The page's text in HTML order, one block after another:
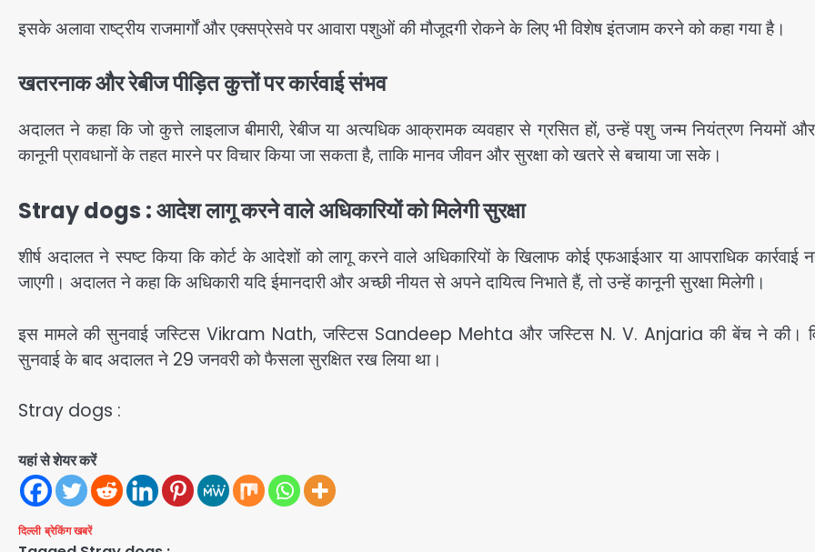
इसके अलावा राष्ट्रीय राजमार्गों और एक्सप्रेसवे पर आवारा पशुओं की मौजूदगी रोकने के लिए भी विशेष इंतजाम करने को कहा गया है।
खतरनाक और रेबीज पीड़ित कुत्तों पर कार्रवाई संभव
अदालत ने कहा कि जो कुत्ते लाइलाज बीमारी, रेबीज या अत्यधिक आक्रामक व्यवहार से ग्रसित हों, उन्हें पशु जन्म नियंत्रण नियमों
कानूनी प्रावधानों के तहत मारने पर विचार किया जा सकता है, ताकि मानव जीवन और सुरक्षा को खतरे से बचाया जा सके।
Stray dogs : आदेश लागू करने वाले अधिकारियों को मिलेगी सुरक्षा
शीर्ष अदालत ने स्पष्ट किया कि कोर्ट के आदेशों को लागू करने वाले अधिकारियों के खिलाफ कोई एफआईआर या आपराधिक कार्रवाई
जाएगी। अदालत ने कहा कि अधिकारी यदि ईमानदारी और अच्छी नीयत से अपने दायित्व निभाते हैं, तो उन्हें कानूनी सुरक्षा मिलेगी।
इस मामले की सुनवाई जस्टिस Vikram Nath, जस्टिस Sandeep Mehta और जस्टिस N. V. Anjaria की बेंच ने की।
सुनवाई के बाद अदालत ने 29 जनवरी को फैसला सुरक्षित रख लिया था।
Stray dogs :
यहां से शेयर करें
दिल्ली ब्रेकिंग खबरें